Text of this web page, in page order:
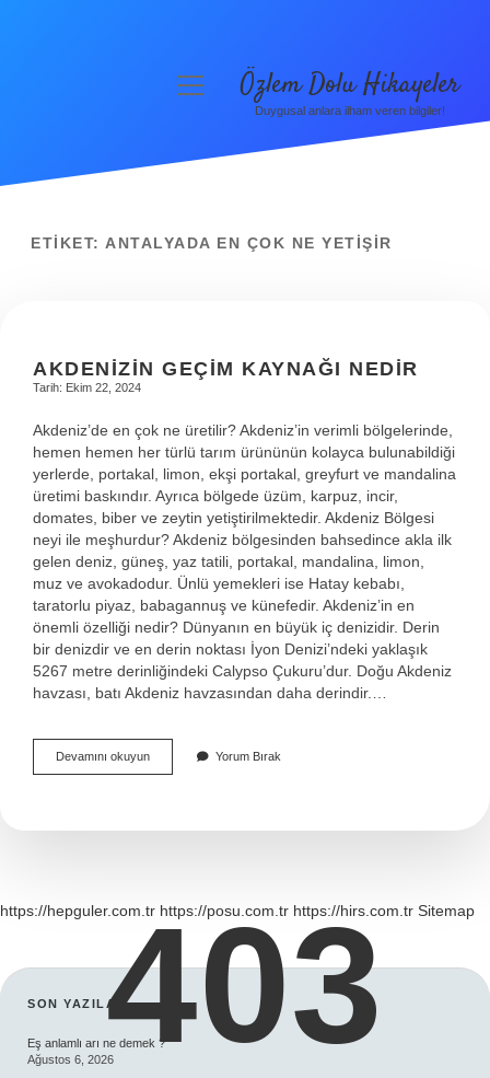
Gizlilik Politikası
menüyü
aç
Özlem Dolu Hikayeler
Duygusal anlara ilham veren bilgiler!
ETIKET: ANTALYADA EN ÇOK NE YETIŞIR
AKDENIZIN GEÇIM KAYNAĞI NEDIR
Tarih: Ekim 22, 2024
Akdeniz’de en çok ne üretilir? Akdeniz’in verimli bölgelerinde,
hemen hemen her türlü tarım ürününün kolayca bulunabildiği
yerlerde, portakal, limon, ekşi portakal, greyfurt ve mandalina
üretimi baskındır. Ayrıca bölgede üzüm, karpuz, incir,
domates, biber ve zeytin yetiştirilmektedir. Akdeniz Bölgesi
neyi ile meşhurdur? Akdeniz bölgesinden bahsedince akla ilk
gelen deniz, güneş, yaz tatili, portakal, mandalina, limon,
muz ve avokadodur. Ünlü yemekleri ise Hatay kebabı,
taratorlu piyaz, babagannuş ve künefedir. Akdeniz’in en
önemli özelliği nedir? Dünyanın en büyük iç denizidir. Derin
bir denizdir ve en derin noktası İyon Denizi’ndeki yaklaşık
5267 metre derinliğindeki Calypso Çukuru’dur. Doğu Akdeniz
havzası, batı Akdeniz havzasından daha derindir.…
Devamını okuyunAkdenizin
Geçim
Yorum Bırak
https://hepguler.com.tr https://posu.com.tr https://hirs.com.tr Sitemap
SIDEBAR
SON YAZILAR
Eş anlamlı arı ne demek ?
Ağustos 6, 2026403